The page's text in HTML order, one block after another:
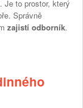
Je to prostor, který
Správně
zajistí odborník.